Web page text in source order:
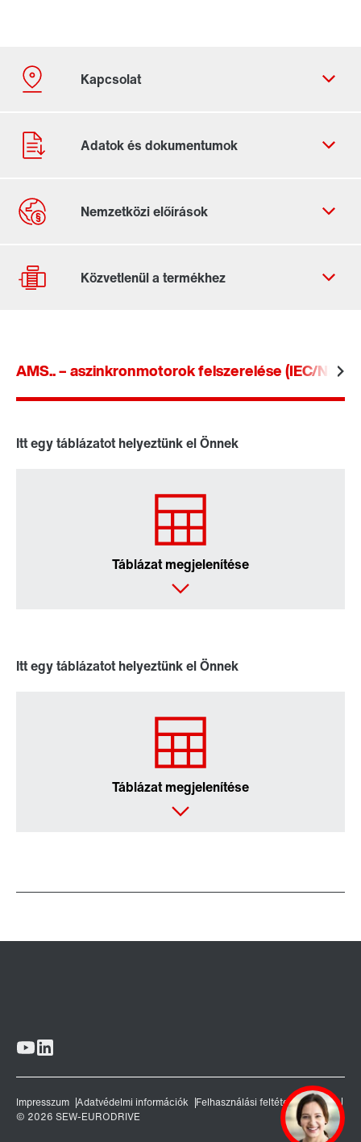
Kapcsolatfelvételi űrlap
Világszerte elérhető helyszínek
Hajtásméretezés
Termékkonfigurátor
Helyettesítő termék kiválasztása
AMS.. – aszinkronmotorok felszerelése (IEC/
Itt egy táblázatot helyeztünk el Önnek
Táblázat megjelenítése
Itt egy táblázatot helyeztünk el Önnek
Táblázat megjelenítése